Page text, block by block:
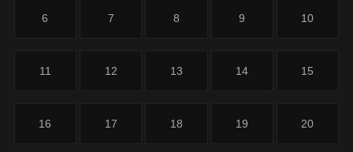
6 7 8 9 10
11 12 13 14 15
16 17 18 19 20